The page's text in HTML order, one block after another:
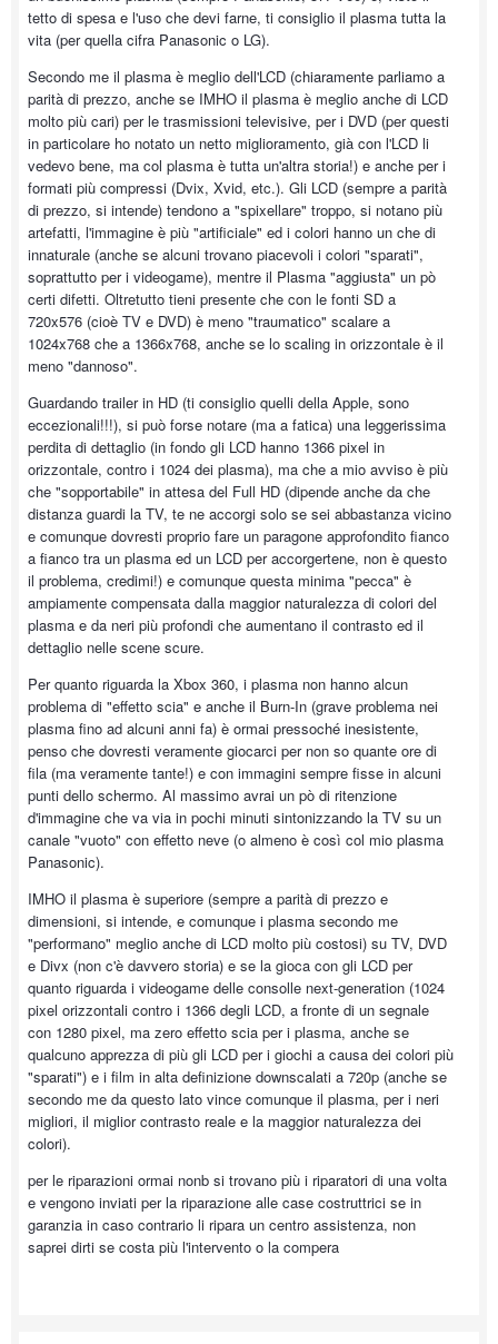
tetto di spesa e l'uso che devi farne, ti consiglio il plasma tutta la
vita (per quella cifra Panasonic o LG).
Secondo me il plasma è meglio dell'LCD (chiaramente parliamo a
parità di prezzo, anche se IMHO il plasma è meglio anche di LCD
molto più cari) per le trasmissioni televisive, per i DVD (per questi
in particolare ho notato un netto miglioramento, già con l'LCD li
vedevo bene, ma col plasma è tutta un'altra storia!) e anche per i
formati più compressi (Dvix, Xvid, etc.). Gli LCD (sempre a parità
di prezzo, si intende) tendono a "spixellare" troppo, si notano più
artefatti, l'immagine è più "artificiale" ed i colori hanno un che di
innaturale (anche se alcuni trovano piacevoli i colori "sparati",
soprattutto per i videogame), mentre il Plasma "aggiusta" un pò
certi difetti. Oltretutto tieni presente che con le fonti SD a
720x576 (cioè TV e DVD) è meno "traumatico" scalare a
1024x768 che a 1366x768, anche se lo scaling in orizzontale è il
meno "dannoso".
Guardando trailer in HD (ti consiglio quelli della Apple, sono
eccezionali!!!), si può forse notare (ma a fatica) una leggerissima
perdita di dettaglio (in fondo gli LCD hanno 1366 pixel in
orizzontale, contro i 1024 dei plasma), ma che a mio avviso è più
che "sopportabile" in attesa del Full HD (dipende anche da che
distanza guardi la TV, te ne accorgi solo se sei abbastanza vicino
e comunque dovresti proprio fare un paragone approfondito fianco
a fianco tra un plasma ed un LCD per accorgertene, non è questo
il problema, credimi!) e comunque questa minima "pecca" è
ampiamente compensata dalla maggior naturalezza di colori del
plasma e da neri più profondi che aumentano il contrasto ed il
dettaglio nelle scene scure.
Per quanto riguarda la Xbox 360, i plasma non hanno alcun
problema di "effetto scia" e anche il Burn-In (grave problema nei
plasma fino ad alcuni anni fa) è ormai pressoché inesistente,
penso che dovresti veramente giocarci per non so quante ore di
fila (ma veramente tante!) e con immagini sempre fisse in alcuni
punti dello schermo. Al massimo avrai un pò di ritenzione
d'immagine che va via in pochi minuti sintonizzando la TV su un
canale "vuoto" con effetto neve (o almeno è così col mio plasma
Panasonic).
IMHO il plasma è superiore (sempre a parità di prezzo e
dimensioni, si intende, e comunque i plasma secondo me
"performano" meglio anche di LCD molto più costosi) su TV, DVD
e Divx (non c'è davvero storia) e se la gioca con gli LCD per
quanto riguarda i videogame delle consolle next-generation (1024
pixel orizzontali contro i 1366 degli LCD, a fronte di un segnale
con 1280 pixel, ma zero effetto scia per i plasma, anche se
qualcuno apprezza di più gli LCD per i giochi a causa dei colori più
"sparati") e i film in alta definizione downscalati a 720p (anche se
secondo me da questo lato vince comunque il plasma, per i neri
migliori, il miglior contrasto reale e la maggior naturalezza dei
colori).
per le riparazioni ormai nonb si trovano più i riparatori di una volta
e vengono inviati per la riparazione alle case costruttrici se in
garanzia in caso contrario li ripara un centro assistenza, non
saprei dirti se costa più l'intervento o la compera